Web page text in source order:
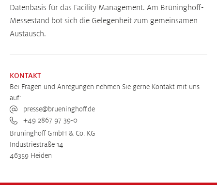
Datenbasis für das Facility Management. Am Brüninghoff-
Messestand bot sich die Gelegenheit zum gemeinsamen
Austausch.
KONTAKT
Bei Fragen und Anregungen nehmen Sie gerne Kontakt mit uns
auf:
presse@brueninghoff.de
+49 2867 97 39-0
Brüninghoff GmbH & Co. KG
Industriestraße 14
46359 Heiden